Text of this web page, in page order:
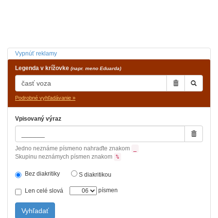
Vypnúť reklamy
Legenda v krížovke (napr. meno Eduarda)
Podrobné vyhľadávanie »
Vpisovaný výraz
Jedno neznáme písmeno nahraďte znakom
Skupinu neznámych písmen znakom %
Bez diakritiky S diakritikou
Len celé slová písmen
Vyhľadať